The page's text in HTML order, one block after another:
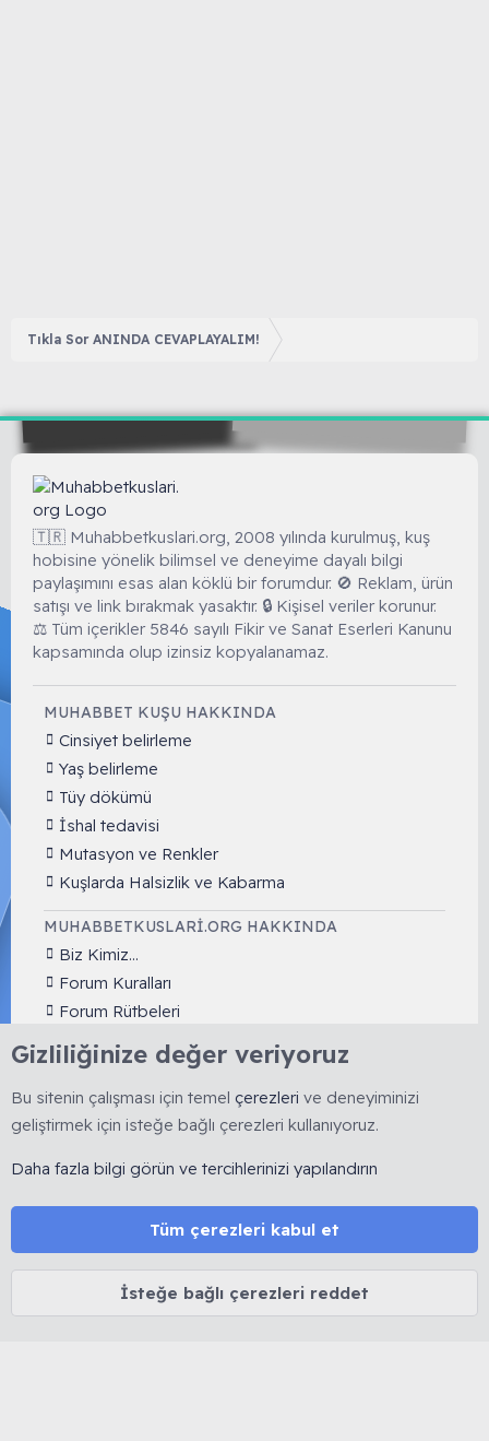
Tıkla Sor ANINDA CEVAPLAYALIM!
🇹🇷 Muhabbetkuslari.org, 2008 yılında kurulmuş, kuş
hobisine yönelik bilimsel ve deneyime dayalı bilgi
paylaşımını esas alan köklü bir forumdur. 🚫 Reklam, ürün
satışı ve link bırakmak yasaktır. 🔒 Kişisel veriler korunur.
⚖️ Tüm içerikler 5846 sayılı Fikir ve Sanat Eserleri Kanunu
kapsamında olup izinsiz kopyalanamaz.
MUHABBET KUŞU HAKKINDA
Cinsiyet belirleme
Yaş belirleme
Tüy dökümü
İshal tedavisi
Mutasyon ve Renkler
Kuşlarda Halsizlik ve Kabarma
MUHABBETKUSLARI.ORG HAKKINDA
Biz Kimiz...
Forum Kuralları
Forum Rütbeleri
Sitemize Nereden Ulaştınız?
Kendimizi Tanıtalım
XenForo Style XGT Yazılım ve Web Hizmetleri 2023
Community platform by XenForo® © 2010-2023 XenForo Ltd.
XenForo Türkçe 🇹🇷 XGT yazılım ve web hizmetleri 2014-2023
Türkçe (TR) Çerezler
Gizliliğinize değer veriyoruz
Bu sitenin çalışması için temel çerezleri ve deneyiminizi
geliştirmek için isteğe bağlı çerezleri kullanıyoruz.
Daha fazla bilgi görün ve tercihlerinizi yapılandırın
Tüm çerezleri kabul et
İsteğe bağlı çerezleri reddet